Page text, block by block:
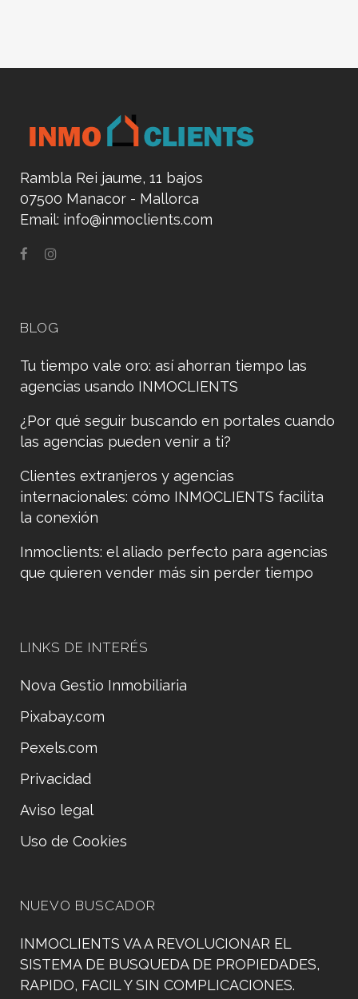
Rambla Rei jaume, 11 bajos
07500 Manacor - Mallorca
Email: info@inmoclients.com
BLOG
Tu tiempo vale oro: así ahorran tiempo las
agencias usando INMOCLIENTS
¿Por qué seguir buscando en portales cuando
las agencias pueden venir a ti?
Clientes extranjeros y agencias
internacionales: cómo INMOCLIENTS facilita
la conexión
Inmoclients: el aliado perfecto para agencias
que quieren vender más sin perder tiempo
LINKS DE INTERÉS
Nova Gestio Inmobiliaria
Pixabay.com
Pexels.com
Privacidad
Aviso legal
Uso de Cookies
NUEVO BUSCADOR
INMOCLIENTS VA A REVOLUCIONAR EL
SISTEMA DE BUSQUEDA DE PROPIEDADES,
RAPIDO, FACIL Y SIN COMPLICACIONES.